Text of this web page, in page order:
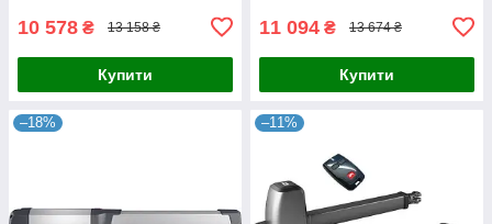
10 578 ₴ 13 158 ₴
Купити
11 094 ₴ 13 674 ₴
Купити
–18% –11%